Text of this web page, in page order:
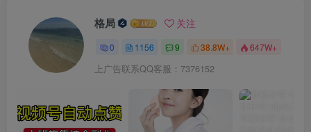
格局 关注
0 1156 9 38.8W+ 647W+
上广告联系QQ客服：7376152